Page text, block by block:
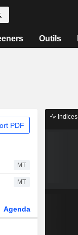
Outils
PDF
MT
MT
Agenda
Indices